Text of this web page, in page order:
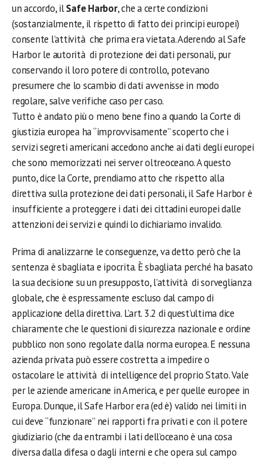
un accordo, ilSafe Harbor, che a certe condizioni
(sostanzialmente, il rispetto di fatto dei principi europei)
consente l’attività che prima era vietata. Aderendo al Safe
Harbor le autorità di protezione dei dati personali, pur
conservando il loro potere di controllo, potevano
presumere che lo scambio di dati avvenisse in modo
regolare, salve verifiche caso per caso.
Tutto è andato più o meno bene fino a quando la Corte di
giustizia europea ha “improvvisamente” scoperto che i
servizi segreti americani accedono anche ai dati degli europei
che sono memorizzati nei server oltreoceano. A questo
punto, dice la Corte, prendiamo atto che rispetto alla
direttiva sulla protezione dei dati personali, il Safe Harbor è
insufficiente a proteggere i dati dei cittadini europei dalle
attenzioni dei servizi e quindi lo dichiariamo invalido.
Prima di analizzarne le conseguenze, va detto però che la
sentenza è sbagliata e ipocrita. È sbagliata perché ha basato
la sua decisione su un presupposto, l’attività di sorveglianza
globale, che è espressamente escluso dal campo di
applicazione della direttiva. L’art. 3.2 di quest’ultima dice
chiaramente che le questioni di sicurezza nazionale e ordine
pubblico non sono regolate dalla norma europea. E nessuna
azienda privata può essere costretta a impedire o
ostacolare le attività di intelligence del proprio Stato. Vale
per le aziende americane in America, e per quelle europee in
Europa. Dunque, il Safe Harbor era (ed è) valido nei limiti in
cui deve “funzionare” nei rapporti fra privati e con il potere
giudiziario (che da entrambi i lati dell’oceano è una cosa
diversa dalla difesa o dagli interni e che opera sul campo